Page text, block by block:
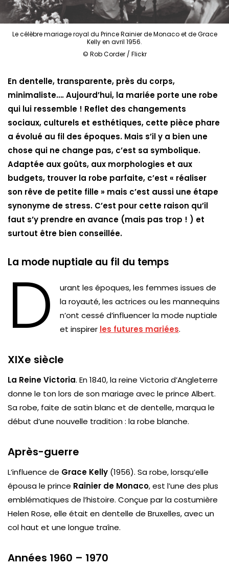
Le célèbre mariage royal du Prince Rainier de Monaco et de Grace
Kelly en avril 1956.
© Rob Corder / Flickr
En dentelle, transparente, près du corps,
minimaliste…. Aujourd’hui, la mariée porte une robe
qui lui ressemble ! Reflet des changements
sociaux, culturels et esthétiques, cette pièce phare
a évolué au fil des époques. Mais s’il y a bien une
chose qui ne change pas, c’est sa symbolique.
Adaptée aux goûts, aux morphologies et aux
budgets, trouver la robe parfaite, c’est « réaliser
son rêve de petite fille » mais c’est aussi une étape
synonyme de stress. C’est pour cette raison qu’il
faut s’y prendre en avance (mais pas trop ! ) et
surtout être bien conseillée.
La mode nuptiale au fil du temps
D
urant les époques, les femmes issues de
la royauté, les actrices ou les mannequins
n’ont cessé d’influencer la mode nuptiale
et inspirer les futures mariées.
XIXe siècle
La Reine Victoria. En 1840, la reine Victoria d’Angleterre
donne le ton lors de son mariage avec le prince Albert.
Sa robe, faite de satin blanc et de dentelle, marqua le
début d’une nouvelle tradition : la robe blanche.
Après-guerre
L’influence de Grace Kelly (1956). Sa robe, lorsqu’elle
épousa le prince Rainier de Monaco, est l’une des plus
emblématiques de l’histoire. Conçue par la costumière
Helen Rose, elle était en dentelle de Bruxelles, avec un
col haut et une longue traîne.
Années 1960 – 1970